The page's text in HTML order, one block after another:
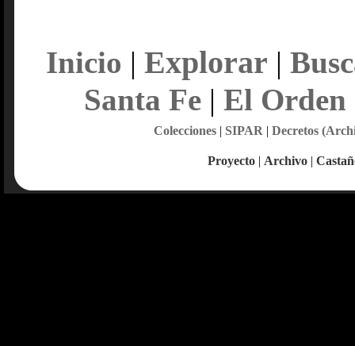
Inicio | Explorar |
Santa Fe| El Orden
Colecciones| SIPAR | Decretos
Proyecto | Archivo |